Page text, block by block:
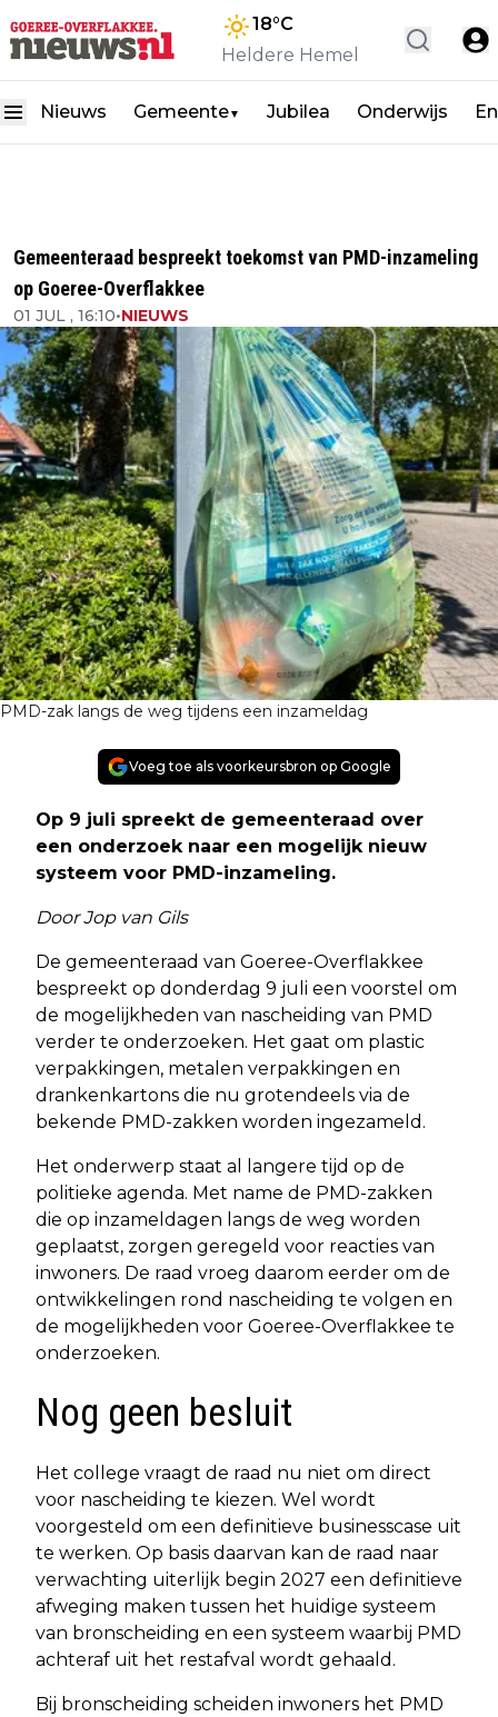
18°C
Heldere Hemel
Nieuws Gemeente▼ Jubilea Onderwijs
Gemeenteraad bespreekt toekomst van PMD-inzameling
op Goeree-Overflakkee
01 JUL , 16:10•NIEUWS
PMD-zak langs de weg tijdens een inzameldag
Voeg toe als voorkeursbron op Google
Op 9 juli spreekt de gemeenteraad over
een onderzoek naar een mogelijk nieuw
systeem voor PMD-inzameling.
Door Jop van Gils
De gemeenteraad van Goeree-Overflakkee
bespreekt op donderdag 9 juli een voorstel om
de mogelijkheden van nascheiding van PMD
verder te onderzoeken. Het gaat om plastic
verpakkingen, metalen verpakkingen en
drankenkartons die nu grotendeels via de
bekende PMD-zakken worden ingezameld.
Het onderwerp staat al langere tijd op de
politieke agenda. Met name de PMD-zakken
die op inzameldagen langs de weg worden
geplaatst, zorgen geregeld voor reacties van
inwoners. De raad vroeg daarom eerder om de
ontwikkelingen rond nascheiding te volgen en
de mogelijkheden voor Goeree-Overflakkee te
onderzoeken.
Nog geen besluit
Het college vraagt de raad nu niet om direct
voor nascheiding te kiezen. Wel wordt
voorgesteld om een definitieve businesscase uit
te werken. Op basis daarvan kan de raad naar
verwachting uiterlijk begin 2027 een definitieve
afweging maken tussen het huidige systeem
van bronscheiding en een systeem waarbij PMD
achteraf uit het restafval wordt gehaald.
Bij bronscheiding scheiden inwoners het PMD